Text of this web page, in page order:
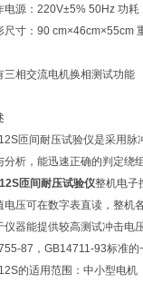
电源：220V±5% 50Hz 功耗
尺寸：90 cm×46cm×55cm
三相交流电机换相测试功能
匝间耐压试验仪是采用脉
分析，能迅速正确的判定绕
匝间耐压试验仪整机电子
电压可在数字表直读，整机
仪器能提供较高测试冲击电
87，GB14711-93标准
的适用范围：中小型电